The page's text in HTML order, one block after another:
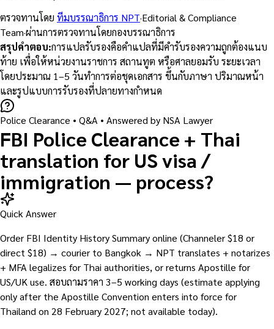
ตรวจทานโดย ทีมบรรณาธิการ NPT·Editorial & Compliance
Team·ผ่านการตรวจทานโดยกองบรรณาธิการ
สรุปคำตอบ:การแปลรับรองคือคำแปลที่มีคำรับรองความถูกต้องแนบ
ท้าย เพื่อให้หน่วยงานราชการ สถานทูต หรือศาลยอมรับ ระยะเวลา
โดยประมาณ 1–5 วันทำการต่อชุดเอกสาร ขึ้นกับภาษา ปริมาณหน้า
และรูปแบบการรับรองที่ปลายทางกำหนด
Police Clearance • Q&A • Answered by NSA Lawyer
FBI Police Clearance + Thai
translation for US visa /
immigration — process?
Quick Answer
Order FBI Identity History Summary online (Channeler $18 or
direct $18) → courier to Bangkok → NPT translates + notarizes
+ MFA legalizes for Thai authorities, or returns Apostille for
US/UK use. สอบถามราคา 3–5 working days (estimate applying
only after the Apostille Convention enters into force for
Thailand on 28 February 2027; not available today).